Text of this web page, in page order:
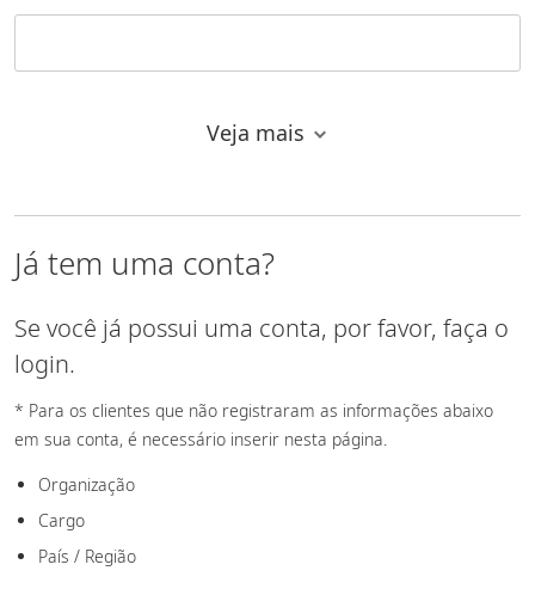
Endereço de email
País / Região
CEP / Código postal
Veja mais
Já tem uma conta?
Se você já possui uma conta, por favor, faça o
login.
* Para os clientes que não registraram as informações abaixo
em sua conta, é necessário inserir nesta página.
Organização
Cargo
País / Região